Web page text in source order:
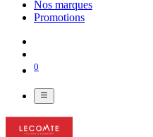
Nos marques
Promotions
0